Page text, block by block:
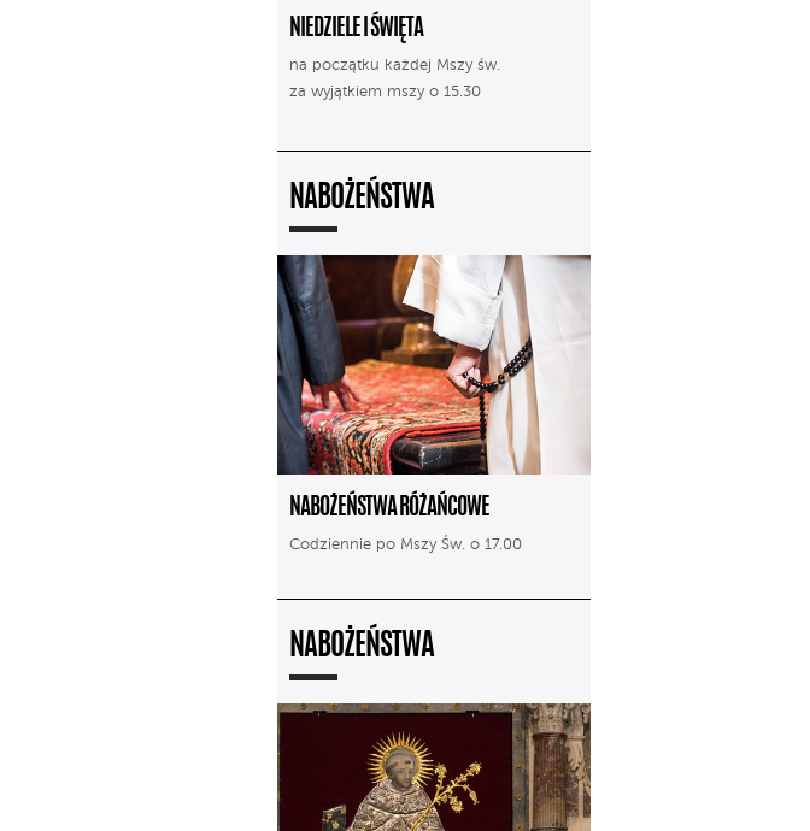
NIEDZIELE I ŚWIĘTA
na początku każdej Mszy św.
za wyjątkiem mszy o 15.30
NABOŻEŃSTWA
NABOŻEŃSTWA RÓŻAŃCOWE
Codziennie po Mszy Św. o 17.00
NABOŻEŃSTWA